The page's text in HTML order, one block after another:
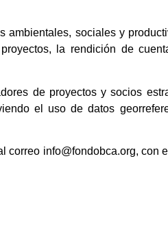
sociales y
la rendición de
de proyectos y socios
el uso de datos
info@fondobca.org, con